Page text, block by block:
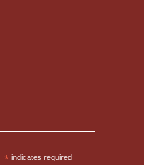
* indicates required